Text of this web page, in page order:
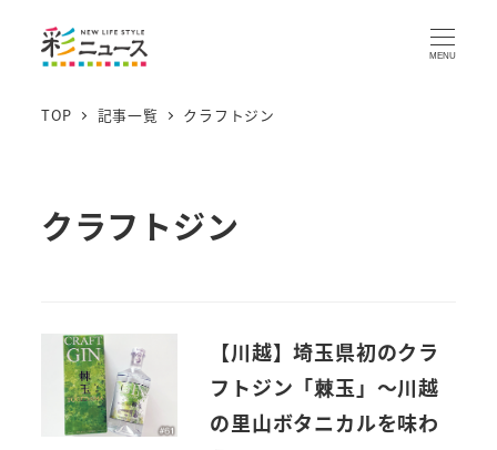
MENU
TOP 記事一覧 クラフトジン
クラフトジン
【川越】埼玉県初のクラ
フトジン「棘玉」～川越
の里山ボタニカルを味わ